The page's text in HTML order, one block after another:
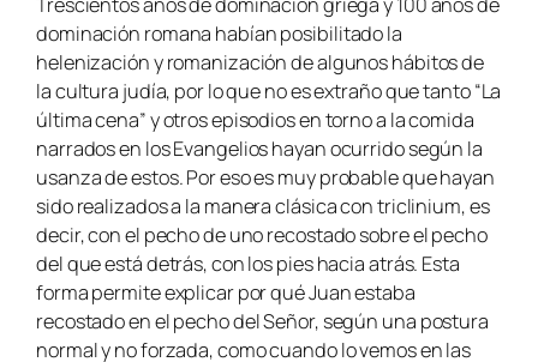
Trescientos años de dominación griega y 100 años de
dominación romana habían posibilitado la
helenización y romanización de algunos hábitos de
la cultura judía, por lo que no es extraño que tanto “La
última cena” y otros episodios en torno a la comida
narrados en los Evangelios hayan ocurrido según la
usanza de estos. Por eso es muy probable que hayan
sido realizados a la manera clásica con triclinium, es
decir, con el pecho de uno recostado sobre el pecho
del que está detrás, con los pies hacia atrás. Esta
forma permite explicar por qué Juan estaba
recostado en el pecho del Señor, según una postura
normal y no forzada, como cuando lo vemos en las